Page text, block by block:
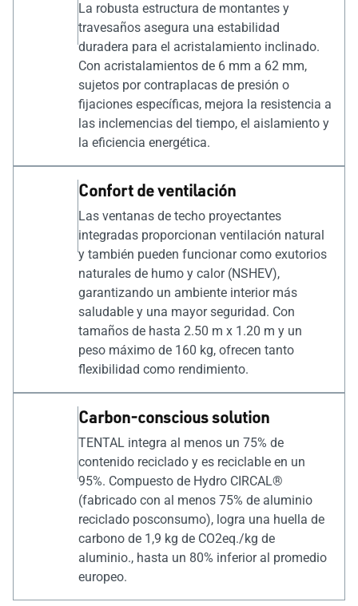
La robusta estructura de montantes y
travesaños asegura una estabilidad
duradera para el acristalamiento inclinado.
Con acristalamientos de 6 mm a 62 mm,
sujetos por contraplacas de presión o
fijaciones específicas, mejora la resistencia a
las inclemencias del tiempo, el aislamiento y
la eficiencia energética.
Confort de ventilación
Las ventanas de techo proyectantes
integradas proporcionan ventilación natural
y también pueden funcionar como exutorios
naturales de humo y calor (NSHEV),
garantizando un ambiente interior más
saludable y una mayor seguridad. Con
tamaños de hasta 2.50 m x 1.20 m y un
peso máximo de 160 kg, ofrecen tanto
flexibilidad como rendimiento.
Carbon-conscious solution
TENTAL integra al menos un 75% de
contenido reciclado y es reciclable en un
95%. Compuesto de Hydro CIRCAL®
(fabricado con al menos 75% de aluminio
reciclado posconsumo), logra una huella de
carbono de 1,9 kg de CO2eq./kg de
aluminio., hasta un 80% inferior al promedio
europeo.